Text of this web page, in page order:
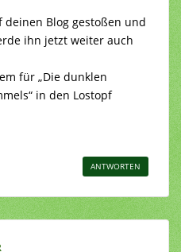
deinen Blog gestoßen und
ihn jetzt weiter auch
für „Die dunklen
in den Lostopf
ANTWORTEN